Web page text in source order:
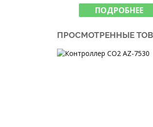
ПОДРОБНЕЕ
ПРОСМОТРЕННЫЕ